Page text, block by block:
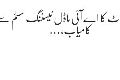
کا اے آئی ماڈل ٹیسٹنگ سسٹم
کامیاب،…